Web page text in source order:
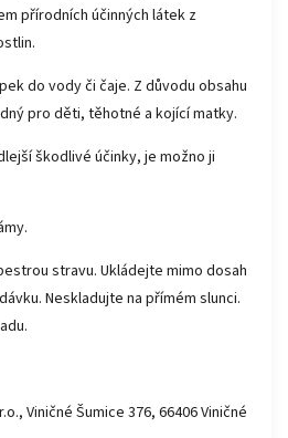
přírodních účinných látek z
do vody či čaje. Z důvodu obsahu
pro děti, těhotné a kojící matky.
škodlivé účinky, je možno ji
stravu. Ukládejte mimo dosah
Neskladujte na přímém slunci.
Viničné Šumice 376, 66406 Viničné